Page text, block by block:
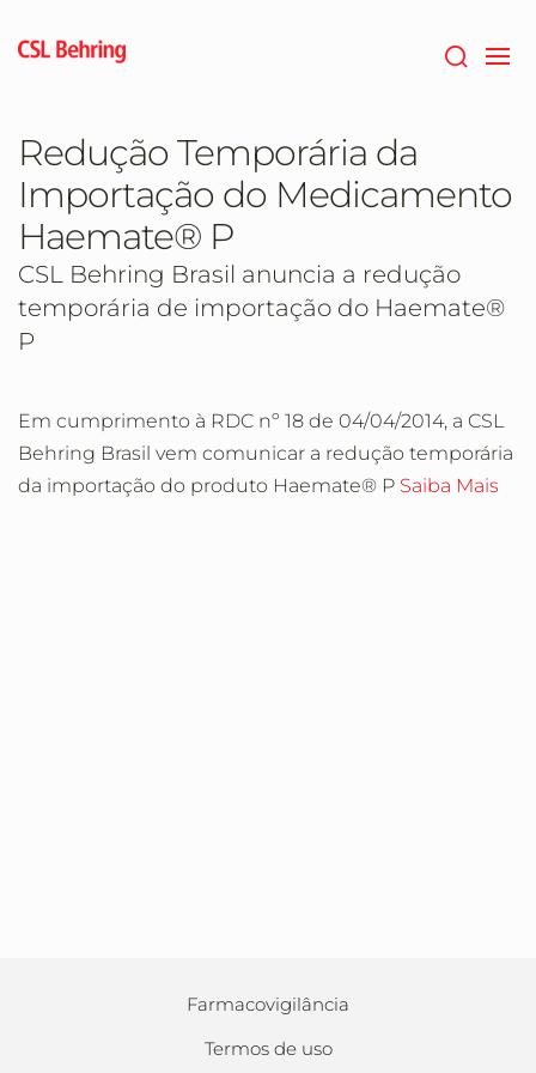
main
Redução Temporária da
Importação do Medicamento
Haemate® P
CSL Behring Brasil anuncia a redução
temporária de importação do Haemate®
P
Em cumprimento à RDC nº 18 de 04/04/2014, a CSL
Behring Brasil vem comunicar a redução temporária
da importação do produto Haemate® P Saiba Mais
Farmacovigilância
Termos de uso